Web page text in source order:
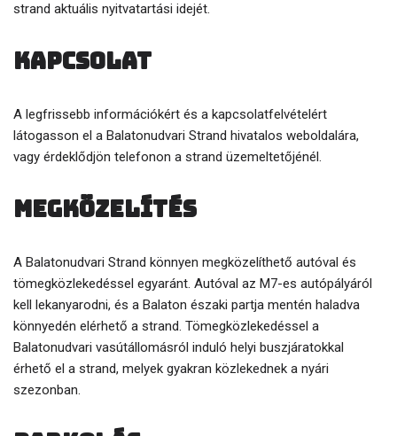
strand aktuális nyitvatartási idejét.
Kapcsolat
A legfrissebb információkért és a kapcsolatfelvételért
látogasson el a Balatonudvari Strand hivatalos weboldalára,
vagy érdeklődjön telefonon a strand üzemeltetőjénél.
Megközelítés
A Balatonudvari Strand könnyen megközelíthető autóval és
tömegközlekedéssel egyaránt. Autóval az M7-es autópályáról
kell lekanyarodni, és a Balaton északi partja mentén haladva
könnyedén elérhető a strand. Tömegközlekedéssel a
Balatonudvari vasútállomásról induló helyi buszjáratokkal
érhető el a strand, melyek gyakran közlekednek a nyári
szezonban.